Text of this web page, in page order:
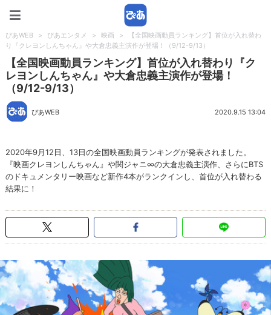
ぴあWEB > ぴあエンタメ > 映画 >
【全国映画動員ランキング】首位が入れ替わ
り『クレヨンしんちゃん』や大倉忠義主演作が登場！（9/12-9/13）
【全国映画動員ランキング】首位が入れ替わり『ク
レヨンしんちゃん』や大倉忠義主演作が登場！
（9/12-9/13）
ぴあWEB 2020.9.15 13:04
2020年9月12日、13日の全国映画動員ランキングが発表されました。
『映画クレヨンしんちゃん』や関ジャニ∞の大倉忠義主演作、さらにBTS
のドキュメンタリー映画など新作4本がランクインし、首位が入れ替わる
結果に！